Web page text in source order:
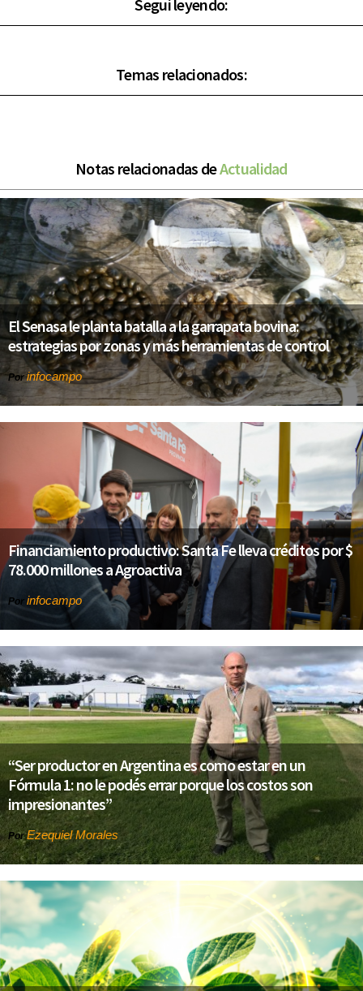
Seguí leyendo:
Temas relacionados:
Notas relacionadas deActualidad
El Senasa le planta batalla a la garrapata bovina:
estrategias por zonas y más herramientas de control
Porinfocampo
Financiamiento productivo: Santa Fe lleva créditos por $
78.000 millones a Agroactiva
Por infocampo
“Ser productor en Argentina es como estar en un
Fórmula 1: no le podés errar porque los costos son
impresionantes”
PorEzequiel Morales